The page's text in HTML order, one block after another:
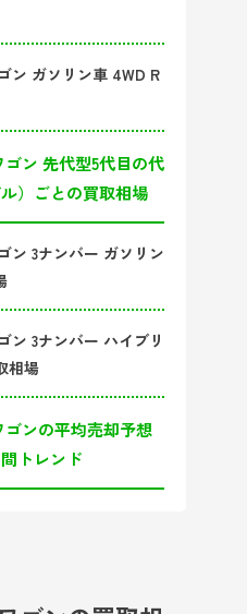
ン ガソリン車 4WD R
ン 先代型5代目の代
）ごとの買取相場
ン 3ナンバー ガソリン
ン 3ナンバー ハイブリ
相場
ンの平均売却予想
トレンド